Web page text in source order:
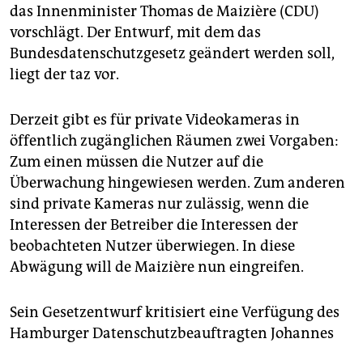
epaper login
das Innenminister Thomas de Maizière (CDU)
vorschlägt. Der Entwurf, mit dem das
Bundesdatenschutzgesetz geändert werden soll,
liegt der taz vor.
Derzeit gibt es für private Videokameras in
öffentlich zugänglichen Räumen zwei Vorgaben:
Zum einen müssen die Nutzer auf die
Überwachung hingewiesen werden. Zum anderen
sind private Kameras nur zulässig, wenn die
Interessen der Betreiber die Interessen der
beobachteten Nutzer überwiegen. In diese
Abwägung will de Maizière nun eingreifen.
Sein Gesetzentwurf kritisiert eine Verfügung des
Hamburger Datenschutzbeauftragten Johannes